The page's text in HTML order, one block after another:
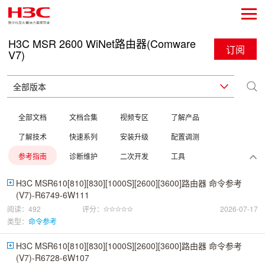
H3C MSR 2600 WiNet路由器(Comware
V7) 订阅
全部文档 文档合集 视频专区
了解产品
了解技术
快速系列 安装升级
配置调测
参考指南
诊断维护 二次开发 工具
H3C MSR610[810][830][1000S][2600][3600]路由器 命令参考
(V7)-R6749-6W111
阅读：492 评分：
2026-07-17
类型： 命令参考
H3C MSR610[810][830][1000S][2600][3600]路由器 命令参考
(V7)-R6728-6W107